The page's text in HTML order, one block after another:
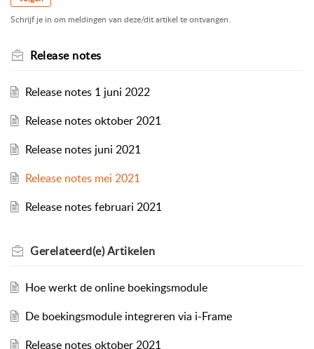
Schrijf je in om meldingen van deze/dit artikel te ontvangen.
Release notes
Release notes 1 juni 2022
Release notes oktober 2021
Release notes juni 2021
Release notes mei 2021
Release notes februari 2021
Gerelateerd(e)Artikelen
Hoe werkt de online boekingsmodule
De boekingsmodule integreren via i-Frame
Release notes oktober 2021